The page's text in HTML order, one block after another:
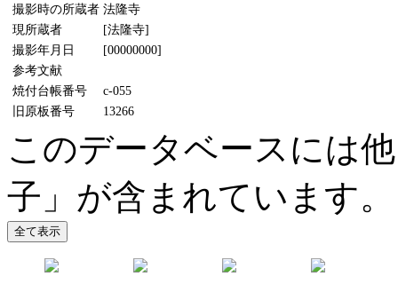
撮影時の所蔵者 法隆寺
現所蔵者
[法隆寺]
撮影年月日
[00000000]
参考文献
焼付台帳番号
c-055
旧原板番号
13266
このデータベースには
子」が含まれています。